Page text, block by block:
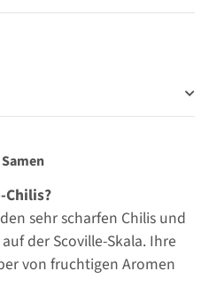
Chilis?
sehr scharfen Chilis und
der Scoville-Skala. Ihre
von fruchtigen Aromen